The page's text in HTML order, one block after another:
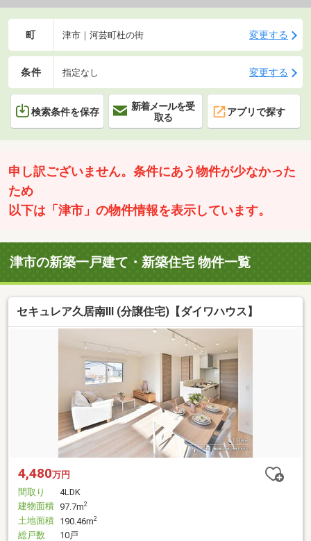
町 津市｜河芸町杜の街 変更する
条件 指定なし 変更する
検索条件を保存
新着メールを受
取る
アプリで探す
申し訳ございません。条件にあう物件が少なかった
ため
以下は「津市」の物件情報を表示しています。
津市の新築一戸建て・新築住宅 物件一覧
セキュレア久居南III (分譲住宅)【ダイワハウス】
4,480万円
間取り
4LDK
建物面積 97.7m2
土地面積 190.46m2
総戸数
10戸